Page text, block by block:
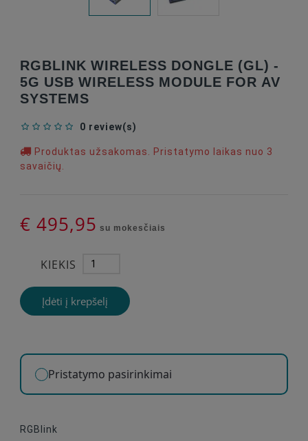
RGBLINK WIRELESS DONGLE (GL) -
5G USB WIRELESS MODULE FOR AV
SYSTEMS
0 review(s)
Produktas užsakomas. Pristatymo laikas nuo 3
savaičių.
€ 495,95 su mokesčiais
KIEKIS
Įdėti į krepšelį
Pristatymo pasirinkimai
RGBlink